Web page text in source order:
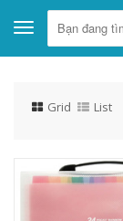
Toggle
navigation
Grid List